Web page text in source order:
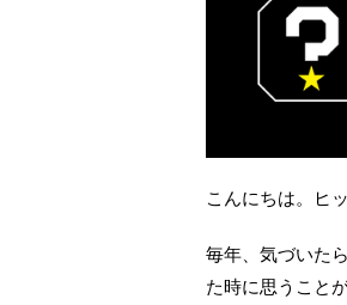
こんにちは。ヒ
毎年、気づいた
た時に思うこと